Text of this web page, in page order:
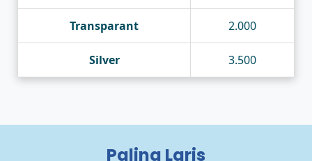
Transparant 2.000
Silver 3.500
Paling Laris